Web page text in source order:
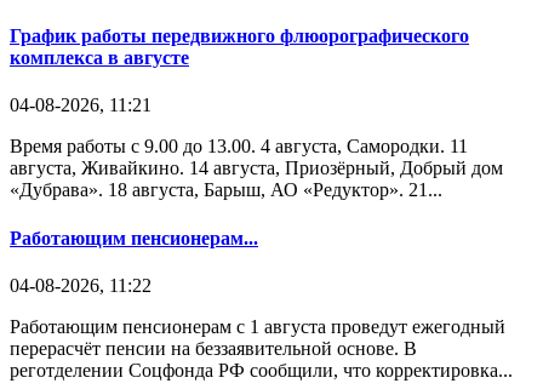
График работы передвижного флюорографического
комплекса в августе
04-08-2026, 11:21
Время работы с 9.00 до 13.00. 4 августа, Самородки. 11
августа, Живайкино. 14 августа, Приозёрный, Добрый дом
«Дубрава». 18 августа, Барыш, АО «Редуктор». 21...
Работающим пенсионерам...
04-08-2026, 11:22
Работающим пенсионерам с 1 августа проведут ежегодный
перерасчёт пенсии на беззаявительной основе. В
реготделении Соцфонда РФ сообщили, что корректировка...